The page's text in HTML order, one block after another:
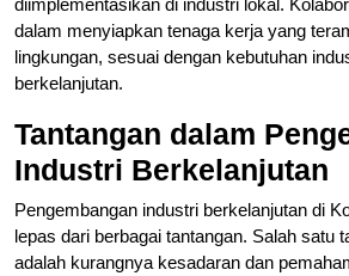
diimplementasikan di industri lokal.
dalam menyiapkan tenaga kerja yang
lingkungan, sesuai dengan kebutuhan
berkelanjutan.
Tantangan dalam
Industri Berkelanjutan
Pengembangan industri berkelanjutan di
lepas dari berbagai tantangan. Salah satu
adalah kurangnya kesadaran dan